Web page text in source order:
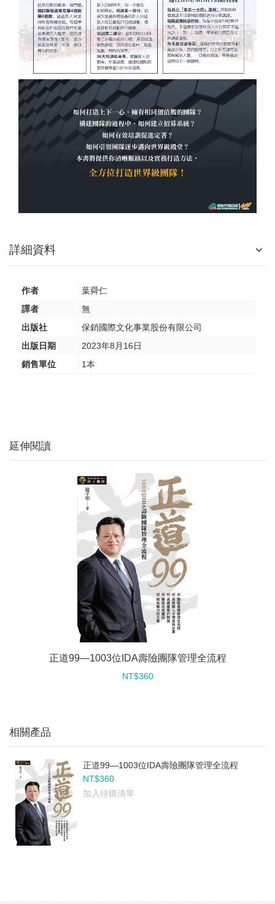
延伸閱讀
正道99—1003位IDA壽險團隊管理全流程
NT$360
相關產品
正道99—1003位IDA壽險團隊管理全流程
NT$360
加入待購清單
詳細資料
作者
葉舜仁
譯者
無
出版社
保銷國際文化事業股份有限公司
出版日期
2023年8月16日
銷售單位
1本